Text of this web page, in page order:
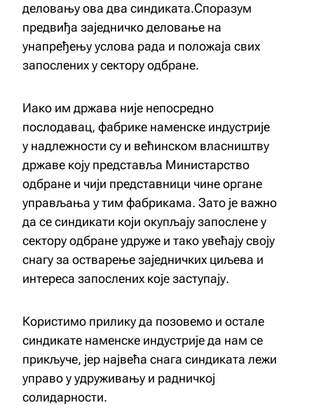
деловању ова два синдиката.Споразум
предвиђа заједничко деловање на
унапређењу услова рада и положаја свих
запослених у сектору одбране.
Иако им држава није непосредно
послодавац, фабрике наменске индустрије
у надлежности су и већинском власништву
државе коју представља Министарство
одбране и чији представници чине органе
управљања у тим фабрикама. Зато је важно
да се синдикати који окупљају запослене у
сектору одбране удруже и тако увећају своју
снагу за остварење заједничких циљева и
интереса запослених које заступају.
Користимо прилику да позовемо и остале
синдикате наменске индустрије да нам се
прикључе, јер највећа снага синдиката лежи
управо у удруживању и радничкој
солидарности.